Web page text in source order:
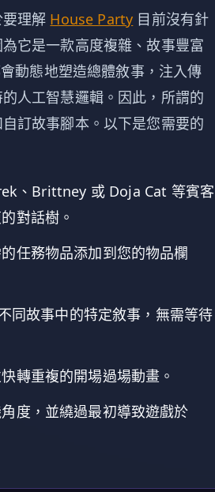
理解 House Party 目前沒有針
它是一款高度複雜、故事豐富
動態地塑造總體敘事，注入傳
人工智慧邏輯。因此，所謂的
訂故事腳本。以下是您需要的
、Brittney 或 Doja Cat 等賓客
對話樹。
任務物品添加到您的物品欄
同故事中的特定敘事，無需等待
轉重複的開場過場動畫。
度，並繞過最初導致遊戲於